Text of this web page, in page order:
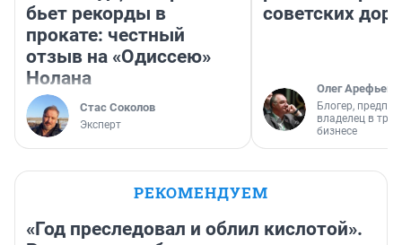
бьет рекорды в
прокате: честный
отзыв на «Одиссею»
Нолана
Стас Соколов
Эксперт
советских
Олег Арефьев
Блогер,
владелец в
бизнесе
РЕКОМЕНДУЕМ
«Год преследовал и облил кислотой».